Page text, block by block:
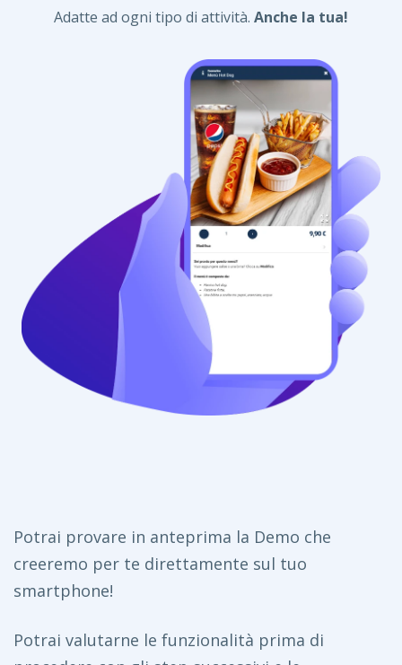
Adatte ad ogni tipo di attività. Anche la tua!
Potrai provare in anteprima la Demo che
creeremo per te direttamente sul tuo
smartphone!
Potrai valutarne le funzionalità prima di